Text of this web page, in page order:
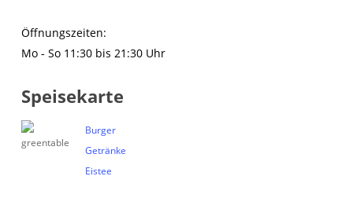
Öffnungszeiten:
Mo - So 11:30 bis 21:30 Uhr
Speisekarte
Burger
Getränke
Eistee